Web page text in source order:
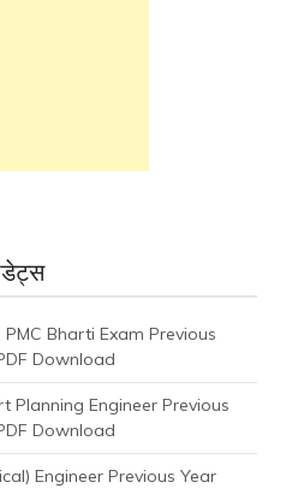
Bharti Exam Previous
Download
Planning Engineer Previous
Download
Engineer Previous Year